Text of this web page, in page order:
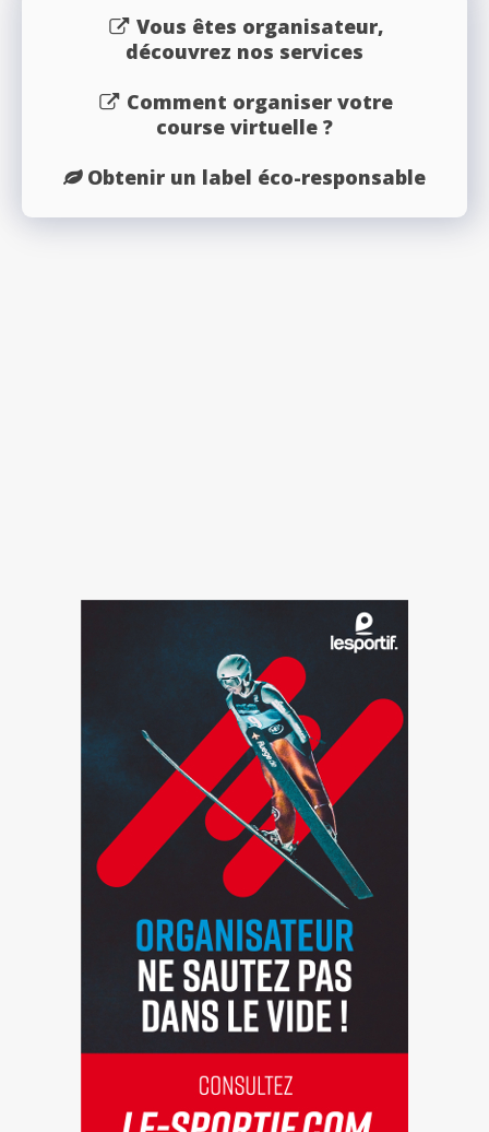
Vous êtes organisateur,
découvrez nos services
Comment organiser votre
course virtuelle ?
Obtenir un label éco-responsable